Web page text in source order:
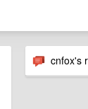
cnfox's